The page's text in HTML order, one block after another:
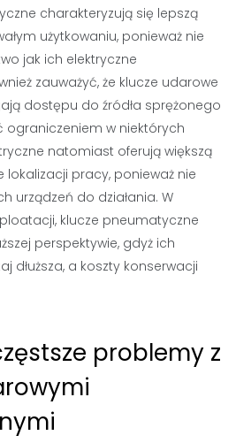
charakteryzują się lepszą
użytkowaniu, ponieważ nie
jak ich elektryczne
zauważyć, że klucze udarowe
dostępu do źródła sprężonego
ograniczeniem w niektórych
natomiast oferują większą
lokalizacji pracy, ponieważ nie
urządzeń do działania. W
klucze pneumatyczne
perspektywie, gdyż ich
dłuższa, a koszty konserwacji
problemy z